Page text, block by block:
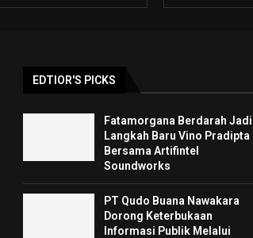
EDTIOR'S PICKS
Fatamorgana Berdarah Jadi
Langkah Baru Vino Pradipta
Bersama Artifintel
Soundworks
PT Qudo Buana Nawakara
Dorong Keterbukaan
Informasi Publik Melalui